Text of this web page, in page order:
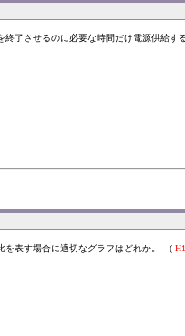
終了させるのに必要な時間だけ電源供給
を表す場合に適切なグラフはどれか。 (